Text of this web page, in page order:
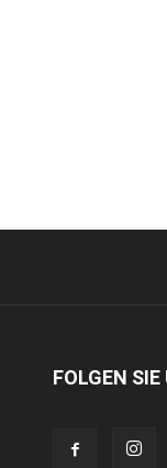
FOLGEN SIE